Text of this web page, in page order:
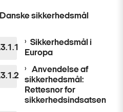
Danske sikkerhedsmål
Sikkerhedsmål i
Europa
Anvendelse af
sikkerhedsmål:
Rettesnor for
sikkerhedsindsatsen